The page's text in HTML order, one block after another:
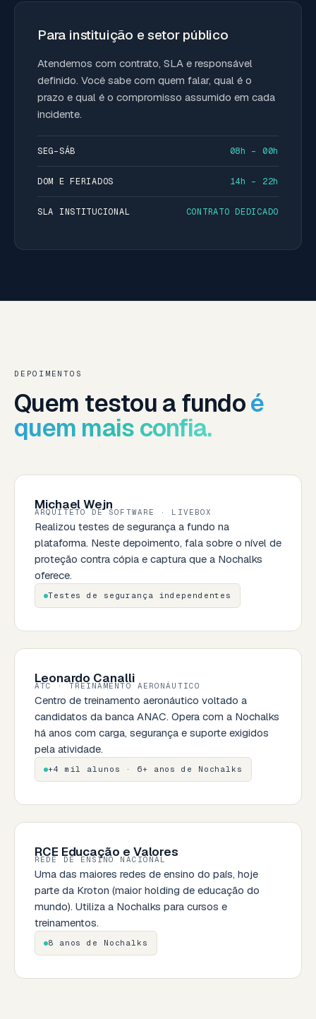
Para instituição e setor público
Atendemos com contrato, SLA e responsável
definido. Você sabe com quem falar, qual é o
prazo e qual é o compromisso assumido em cada
incidente.
SEG–SÁB 08h – 00h
DOM E FERIADOS 14h – 22h
SLA INSTITUCIONAL CONTRATO DEDICADO
DEPOIMENTOS
Quem testou a fundoé
quem mais confia.
Michael Wejn
ARQUITETO DE SOFTWARE · LIVEBOX
Realizou testes de segurança a fundo na
plataforma. Neste depoimento, fala sobre o nível de
proteção contra cópia e captura que a Nochalks
oferece.
Testes de segurança independentes
Leonardo Canalli
ATC · TREINAMENTO AERONÁUTICO
Centro de treinamento aeronáutico voltado a
candidatos da banca ANAC. Opera com a Nochalks
há anos com carga, segurança e suporte exigidos
pela atividade.
+4 mil alunos · 6+ anos de Nochalks
RCE Educação e Valores
REDE DE ENSINO NACIONAL
Uma das maiores redes de ensino do país, hoje
parte da Kroton (maior holding de educação do
mundo). Utiliza a Nochalks para cursos e
treinamentos.
8 anos de Nochalks